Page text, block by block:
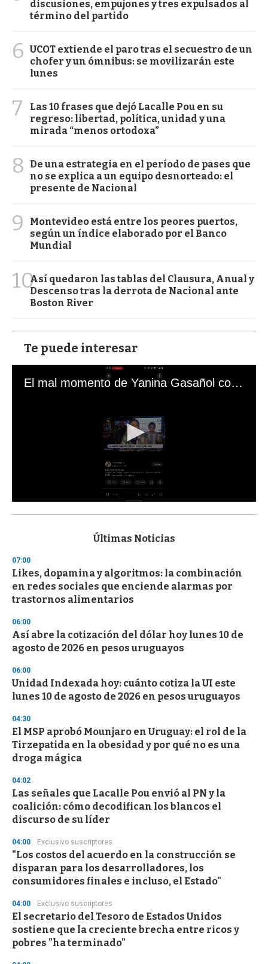
discusiones, empujones y tres expulsados al
término del partido
6 UCOT extiende el paro tras el secuestro de un
chofer y un ómnibus: se movilizarán este
lunes
7
Las 10 frases que dejó Lacalle Pou en su
regreso: libertad, política, unidad y una
mirada “menos ortodoxa”
8
De una estrategia en el período de pases que
no se explica a un equipo desnorteado: el
presente de Nacional
9
Montevideo está entre los peores puertos,
según un índice elaborado por el Banco
Mundial
10Así quedaron las tablas del Clausura, Anual y
Descenso tras la derrota de Nacional ante
Boston River
Te puede interesar
El mal momento de Yanina Gasañol con un hincha argentino en "Subrayado"
s
d
s
o
f
3
s
e
c
o
d
s
Últimas Noticias
07:00
Likes, dopamina y algoritmos: la combinación
en redes sociales que enciende alarmas por
trastornos alimentarios
06:00
Así abre la cotización del dólar hoy lunes 10 de
agosto de 2026 en pesos uruguayos
06:00
Unidad Indexada hoy: cuánto cotiza la UI este
lunes 10 de agosto de 2026 en pesos uruguayos
04:30
El MSP aprobó Mounjaro en Uruguay: el rol de la
Tirzepatida en la obesidad y por qué no es una
droga mágica
04:02
Las señales que Lacalle Pou envió al PN y la
coalición: cómo decodifican los blancos el
discurso de su líder
04:00 Exclusivo suscriptores
"Los costos del acuerdo en la construcción se
disparan para los desarrolladores, los
consumidores finales e incluso, el Estado"
04:00 Exclusivo suscriptores
El secretario del Tesoro de Estados Unidos
sostiene que la creciente brecha entre ricos y
pobres "ha terminado"